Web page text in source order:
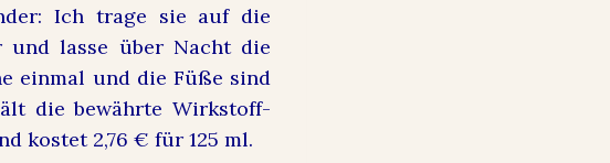
Ich trage sie auf die
und lasse über Nacht die
einmal und die Füße sind
die bewährte Wirkstoff-
kostet 2,76 € für 125 ml.